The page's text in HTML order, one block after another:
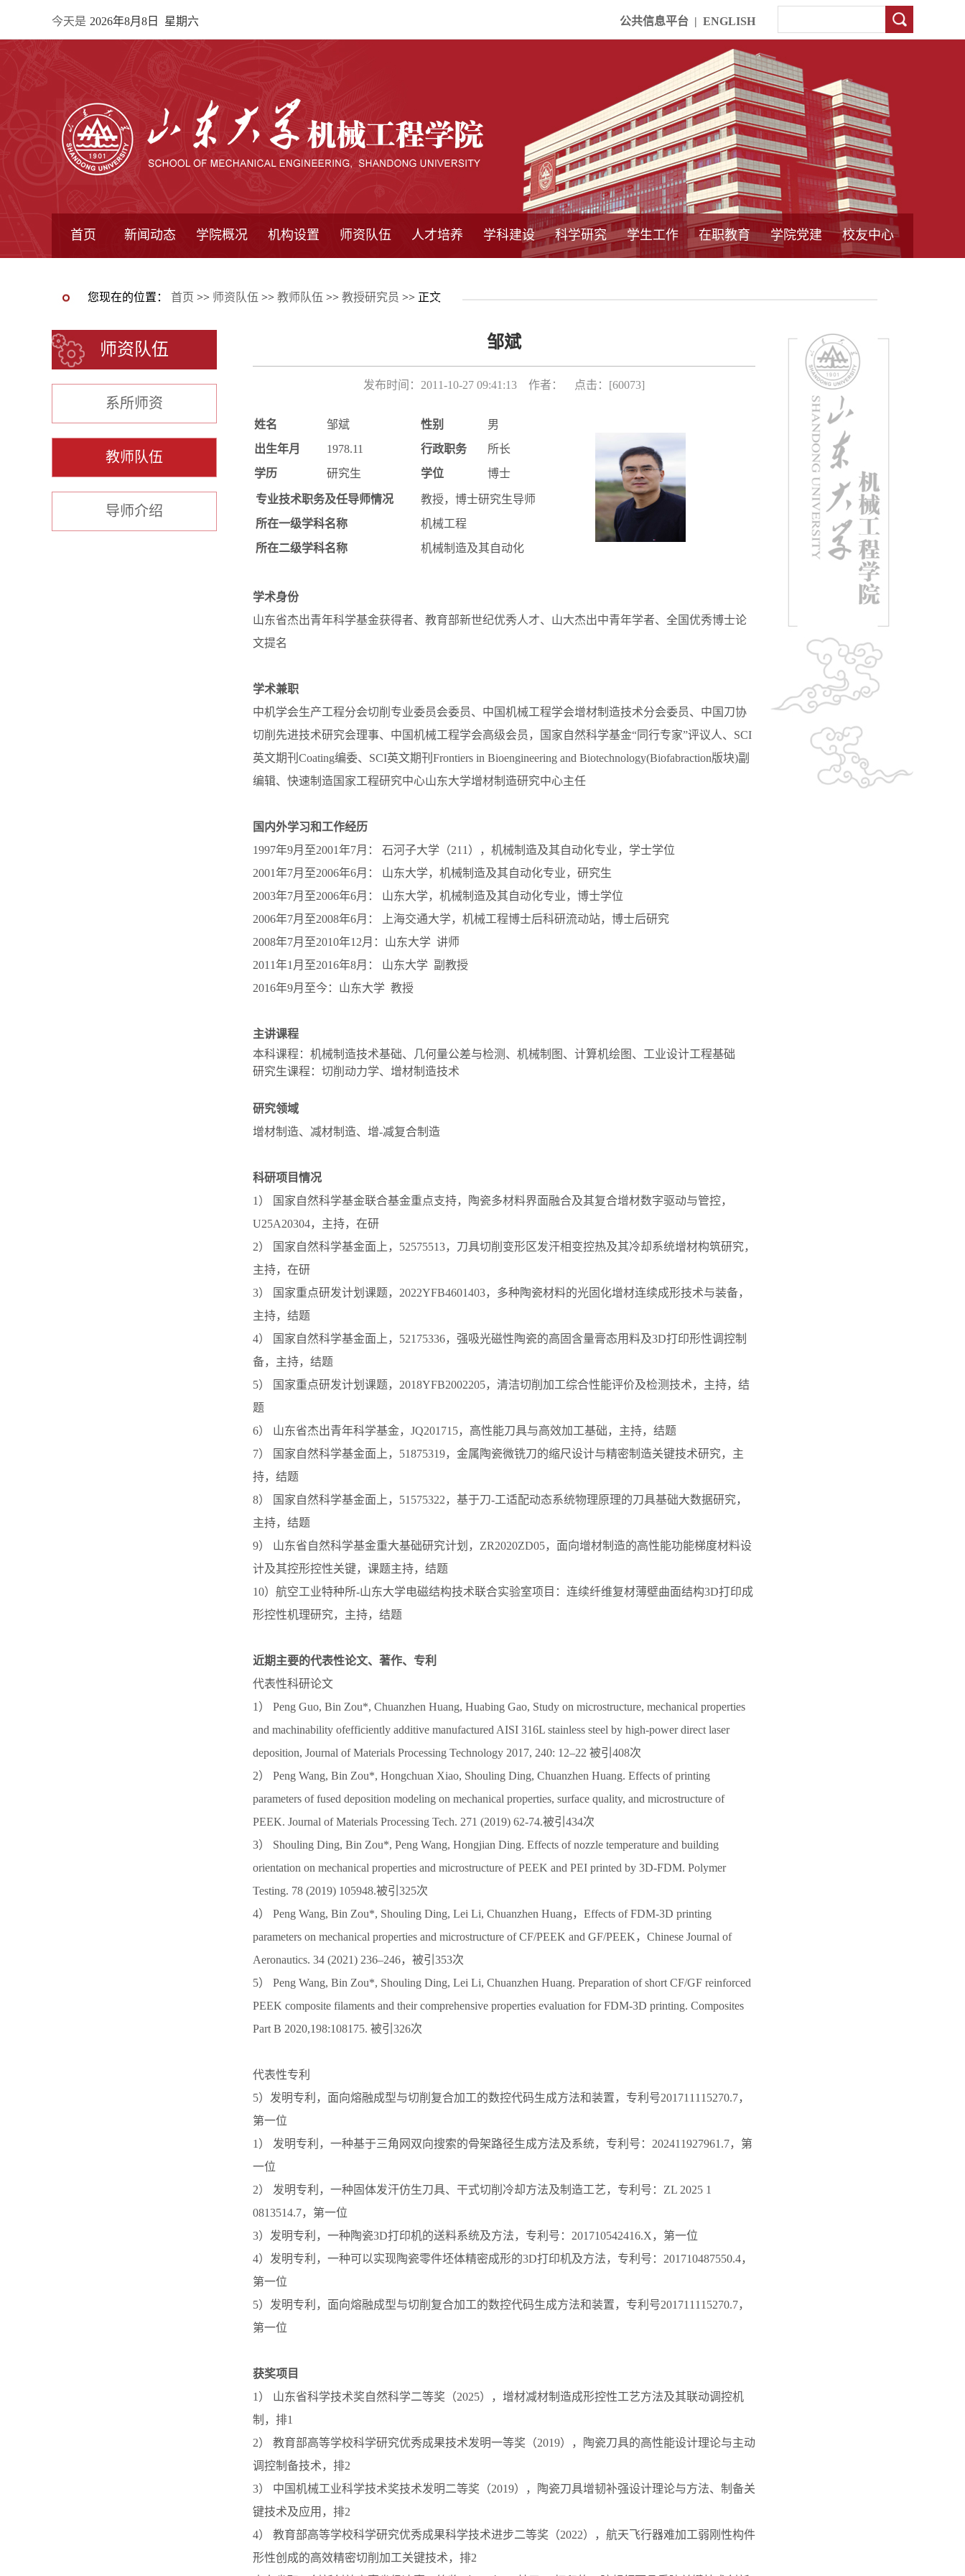
今天是 2026年8月8日 星期六 公共信息平台 | ENGLISH
首页 新闻动态 学院概况 机构设置 师资队伍 人才培养
坛
学科建设 科学研究 学生工作 在职教育 学院党建 校友中心
您现在的位置： 首页 >> 师资队伍 >> 教师队伍 >> 教授研究员 >> 正文
师资队伍
系所师资
教师队伍
导师介绍
邹斌
发布时间：2011-10-27 09:41:13 作者： 点击：[60073]
姓名 邹斌 性别
男
出生年月
1978.11 行政职务
所长
学历
研究生 学位 博士
专业技术职务及任导师情况
教授，博士研究生导师
所在一级学科名称
机械工程
所在二级学科名称
机械制造及其自动化
学术身份
山东省杰出青年科学基金获得者、教育部新世纪优秀人才、山大杰出中青年学者、全国优秀博士论
文提名
学术兼职
中机学会生产工程分会切削专业委员会委员、中国机械工程学会增材制造技术分会委员、中国刀协
切削先进技术研究会理事、中国机械工程学会高级会员，国家自然科学基金“同行专家”评议人、SCI
英文期刊Coating编委、SCI英文期刊Frontiers in Bioengineering and Biotechnology(Biofabraction版块)副
编辑、快速制造国家工程研究中心山东大学增材制造研究中心主任
国内外学习和工作经历
1997年9月至2001年7月： 石河子大学（211），机械制造及其自动化专业，学士学位
2001年7月至2006年6月： 山东大学，机械制造及其自动化专业，研究生
2003年7月至2006年6月： 山东大学，机械制造及其自动化专业，博士学位
2006年7月至2008年6月： 上海交通大学，机械工程博士后科研流动站，博士后研究
2008年7月至2010年12月：山东大学 讲师
2011年1月至2016年8月： 山东大学 副教授
2016年9月至今：山东大学 教授
主讲课程
本科课程：机械制造技术基础、几何量公差与检测、机械制图、计算机绘图、工业设计工程基础
研究生课程：切削动力学、增材制造技术
研究领域
增材制造、减材制造、增-减复合制造
科研项目情况
1） 国家自然科学基金联合基金重点支持，陶瓷多材料界面融合及其复合增材数字驱动与管控，
U25A20304，主持，在研
2） 国家自然科学基金面上，52575513，刀具切削变形区发汗相变控热及其冷却系统增材构筑研究，
主持，在研
3） 国家重点研发计划课题，2022YFB4601403，多种陶瓷材料的光固化增材连续成形技术与装备，
主持，结题
4） 国家自然科学基金面上，52175336，强吸光磁性陶瓷的高固含量膏态用料及3D打印形性调控制
备，主持，结题
5） 国家重点研发计划课题，2018YFB2002205，清洁切削加工综合性能评价及检测技术，主持，结
题
6） 山东省杰出青年科学基金，JQ201715，高性能刀具与高效加工基础，主持，结题
7） 国家自然科学基金面上，51875319，金属陶瓷微铣刀的缩尺设计与精密制造关键技术研究，主
持，结题
8） 国家自然科学基金面上，51575322，基于刀-工适配动态系统物理原理的刀具基础大数据研究，
主持，结题
9） 山东省自然科学基金重大基础研究计划，ZR2020ZD05，面向增材制造的高性能功能梯度材料设
计及其控形控性关键，课题主持，结题
10）航空工业特种所-山东大学电磁结构技术联合实验室项目：连续纤维复材薄壁曲面结构3D打印成
形控性机理研究，主持，结题
近期主要的代表性论文、著作、专利
代表性科研论文
1） Peng Guo, Bin Zou*, Chuanzhen Huang, Huabing Gao, Study on microstructure, mechanical properties
and machinability ofefficiently additive manufactured AISI 316L stainless steel by high-power direct laser
deposition, Journal of Materials Processing Technology 2017, 240: 12–22 被引408次
2） Peng Wang, Bin Zou*, Hongchuan Xiao, Shouling Ding, Chuanzhen Huang. Effects of printing
parameters of fused deposition modeling on mechanical properties, surface quality, and microstructure of
PEEK. Journal of Materials Processing Tech. 271 (2019) 62-74.被引434次
3） Shouling Ding, Bin Zou*, Peng Wang, Hongjian Ding. Effects of nozzle temperature and building
orientation on mechanical properties and microstructure of PEEK and PEI printed by 3D-FDM. Polymer
Testing. 78 (2019) 105948.被引325次
4） Peng Wang, Bin Zou*, Shouling Ding, Lei Li, Chuanzhen Huang，Effects of FDM-3D printing
parameters on mechanical properties and microstructure of CF/PEEK and GF/PEEK，Chinese Journal of
Aeronautics. 34 (2021) 236–246，被引353次
5） Peng Wang, Bin Zou*, Shouling Ding, Lei Li, Chuanzhen Huang. Preparation of short CF/GF reinforced
PEEK composite filaments and their comprehensive properties evaluation for FDM-3D printing. Composites
Part B 2020,198:108175. 被引326次
代表性专利
5）发明专利，面向熔融成型与切削复合加工的数控代码生成方法和装置，专利号201711115270.7，
第一位
1） 发明专利，一种基于三角网双向搜索的骨架路径生成方法及系统，专利号：202411927961.7，第
一位
2） 发明专利，一种固体发汗仿生刀具、干式切削冷却方法及制造工艺，专利号：ZL 2025 1
0813514.7，第一位
3）发明专利，一种陶瓷3D打印机的送料系统及方法，专利号：201710542416.X，第一位
4）发明专利，一种可以实现陶瓷零件坯体精密成形的3D打印机及方法，专利号：201710487550.4，
第一位
5）发明专利，面向熔融成型与切削复合加工的数控代码生成方法和装置，专利号201711115270.7，
第一位
获奖项目
1） 山东省科学技术奖自然科学二等奖（2025），增材减材制造成形控性工艺方法及其联动调控机
制，排1
2） 教育部高等学校科学研究优秀成果技术发明一等奖（2019），陶瓷刀具的高性能设计理论与主动
调控制备技术，排2
3） 中国机械工业科学技术奖技术发明二等奖（2019），陶瓷刀具增韧补强设计理论与方法、制备关
键技术及应用，排2
4） 教育部高等学校科学研究优秀成果科学技术进步二等奖（2022），航天飞行器难加工弱刚性构件
形性创成的高效精密切削加工关键技术，排2